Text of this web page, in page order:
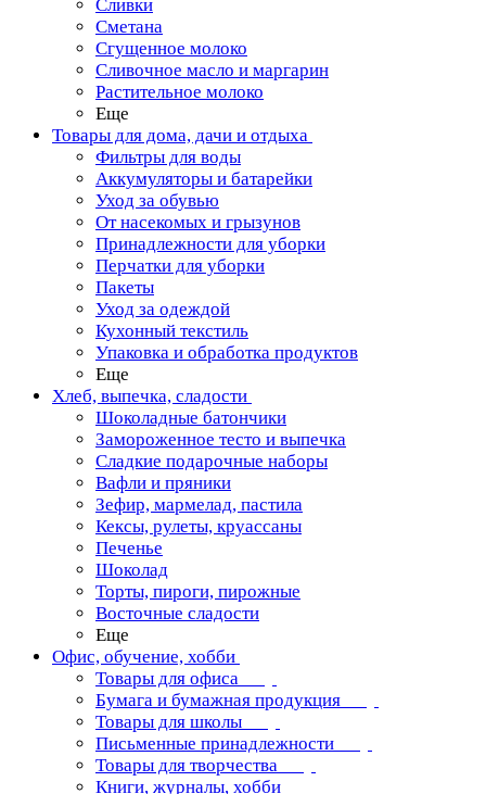
Сливки
Сметана
Сгущенное молоко
Сливочное масло и маргарин
Растительное молоко
Еще
Товары для дома, дачи и отдыха
Фильтры для воды
Аккумуляторы и батарейки
Уход за обувью
От насекомых и грызунов
Принадлежности для уборки
Перчатки для уборки
Пакеты
Уход за одеждой
Кухонный текстиль
Упаковка и обработка продуктов
Еще
Хлеб, выпечка, сладости
Шоколадные батончики
Замороженное тесто и выпечка
Сладкие подарочные наборы
Вафли и пряники
Зефир, мармелад, пастила
Кексы, рулеты, круассаны
Печенье
Шоколад
Торты, пироги, пирожные
Восточные сладости
Еще
Офис, обучение, хобби
Товары для офиса
Бумага и бумажная продукция
Товары для школы
Письменные принадлежности
Товары для творчества
Книги, журналы, хобби